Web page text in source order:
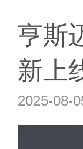
亨斯
新上
2025-08-